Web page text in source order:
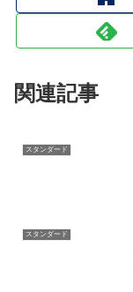
関連記事
スタンダード
スタンダード